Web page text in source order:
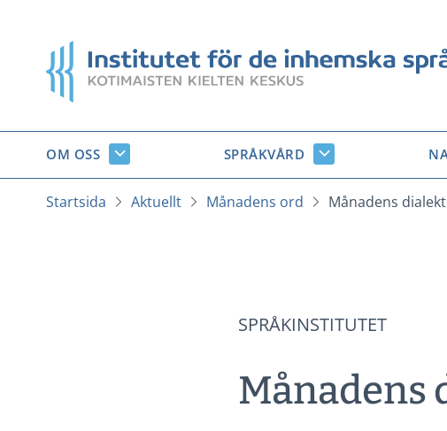
innehåll
Startsida
OM OSS
Om
oss
undersidor
SPRÅKVÅRD
Språkvård
undersidor
Startsida
Aktuellt Månadens ord Månadens
SPRÅKINSTITUTET
Månadens